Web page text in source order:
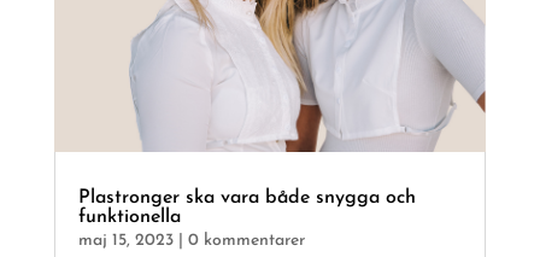
Plastronger ska vara både snygga och
funktionella
maj 15, 2023| 0 kommentarer